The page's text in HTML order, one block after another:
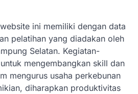
ini memiliki dengan data
pelatihan yang diadakan oleh
Selatan. Kegiatan-
mengembangkan skill dan
mengurus usaha perkebunan
diharapkan produktivitas